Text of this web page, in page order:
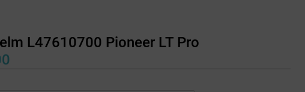
L47610700 Pioneer LT Pro